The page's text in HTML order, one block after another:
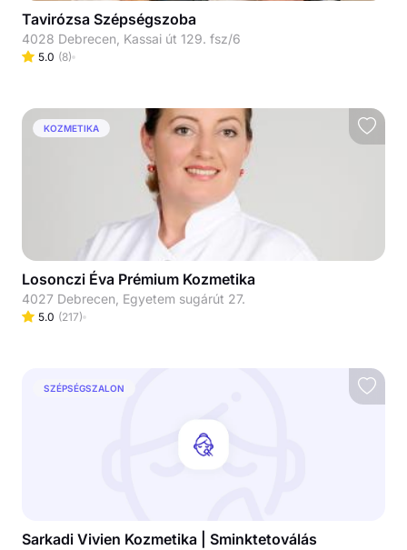
Tavirózsa Szépségszoba
4028 Debrecen, Kassai út 129. fsz/6
5.0 (8)
KOZMETIKA
Losonczi Éva Prémium Kozmetika
4027 Debrecen, Egyetem sugárút 27.
5.0 (217)
SZÉPSÉGSZALON
Sarkadi Vivien Kozmetika | Sminktetoválás